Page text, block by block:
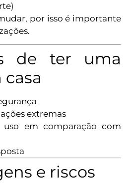
por isso é importante
de ter uma
extremas
uso em comparação com
e riscos